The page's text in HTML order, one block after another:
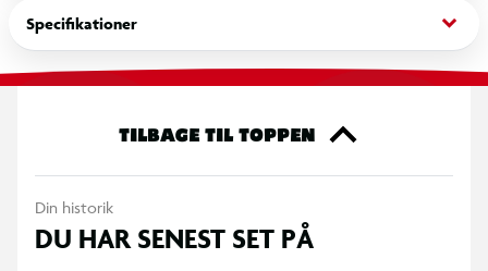
kan udvides. Oplev alle farverne på tumbling-bilerne!
Specifikationer keyboard_arrow_down
TILBAGE TIL TOPPEN
Din historik
DU HAR SENEST SET PÅ